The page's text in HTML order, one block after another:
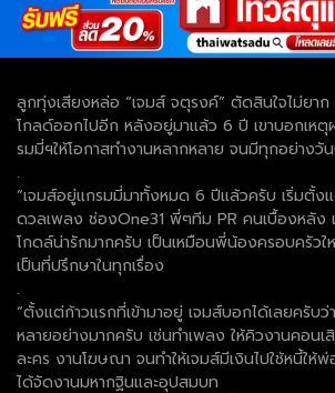
ลูกทุ่งเสียงหล่อ “เจมส์ จตุรงค์” ตัดสินใจไม่ย
โกลด์ออกไปอีก หลังอยู่มาแล้ว 6 ปี เขาบอกเหตุ
รมมี่ฯให้โอกาสทำงานหลากหลาย จนมีทุกอย่างวั
.
“เจมส์อยู่แกรมมี่มาทั้งหมด 6 ปีแล้วครับ เริ่มตั้ง
ดวลเพลง ช่องOne31 พี่ๆทีม PR คนเบื้องหลัง
โกดล์น่ารักมากครับ เป็นเหมือนพี่น้องครอบครัว
เป็นที่ปรึกษาในทุกเรื่อง
.
“ตั้งแต่ก้าวแรกที่เข้ามาอยู่ เจมส์บอกได้เลยครับว่
หลายอย่างมากครับ เช่นทำเพลง ให้คิวงานคอนเ
ละคร งานโฆษณา จนทำให้เจมส์มีเงินไปใช้หนี้ให้
ได้จัดงานมหากฐินและอุปสมบท